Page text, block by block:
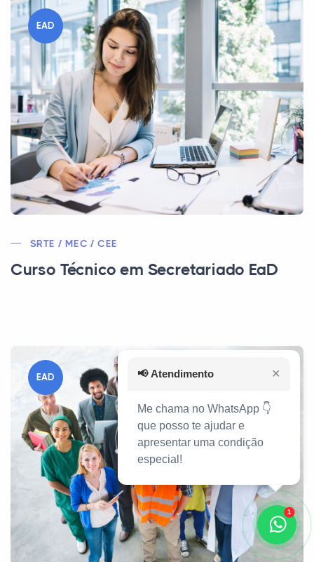
EAD
SRTE / MEC / CEE
Curso Técnico em Secretariado EaD
EAD
1
📢 Atendimento ✕
Me chama no WhatsApp 👇
que posso te ajudar e
apresentar uma condição
especial!